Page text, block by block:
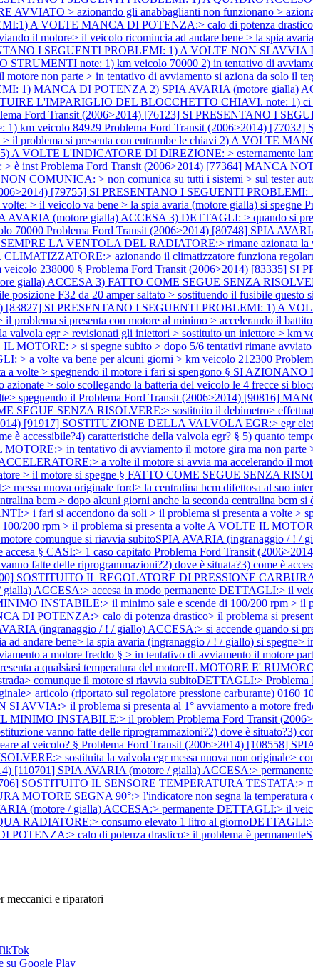
AVVIATO > azionando gli anabbaglianti non funzionano >
A VOLTE MANCA DI POTENZA:> calo di potenza
il motore> il veicolo ricomincia ad andare bene > la spia
I SEGUENTI PROBLEMI: 1) A VOLTE NON SI
note: 1) km veicolo 70000 2) in tentativo di
non parte > in tentativo di avviamento si aziona da solo il
1) MANCA DI POTENZA 2) SPIA AVARIA (motore gialla)
L'IMPARIGLIO DEL BLOCCHETTO CHIAVI. note: 1) ci si
Ford Transit (2006>2014) [76123] SI PRESENTANO I
1) km veicolo 84929 Problema Ford Transit (2006>2014)
il problema si presenta con entrambe le chiavi 2) A VOLTE
A VOLTE L'INDICATORE DI DIREZIONE: > esternamente
è inst Problema Ford Transit (2006>2014) [77364] MANCA
COMUNICA: > non comunica su tutti i sistemi > sul tester
[79755] SI PRESENTANO I SEGUENTI
> il veicolo va bene > la spia avaria (motore gialla) si spegne
(motore gialla) ACCESA 3) DETTAGLI: > quando si
70000 Problema Ford Transit (2006>2014) [80748] SPIA
LA VENTOLA DEL RADIATORE:> rimane azionata la
azionando il climatizzatore funziona
veicolo 238000 § Problema Ford Transit (2006>2014) [83335]
gialla) ACCESA 3) FATTO COME SEGUE SENZA
F32 da 20 amper saltato > sostituendo il fusibile
[83827] SI PRESENTANO I SEGUENTI PROBLEMI: 1) A
problema si presenta con motore al minimo > accelerando il
egr > revisionati gli iniettori > sostituito un iniettore > km
MOTORE: > si spegne subito > dopo 5/6 tentativi rimane
> a volte va bene per alcuni giorni > km veicolo 212300
a volte > spegnendo il motore i fari si spengono § SI
azionate > solo scollegando la batteria del veicolo le 4 frecce
spegnendo il Problema Ford Transit (2006>2014) [90816]
SEGUE SENZA RISOLVERE:> sostituito il debimetro>
[91917] SOSTITUZIONE DELLA VALVOLA EGR:> egr
è accessibile?4) caratteristiche della valvola egr? § 5) quanto
in tentativo di avviamento il motore gira ma non parte
a volte il motore si avvia ma accelerando il
> il motore si spegne § FATTO COME SEGUE SENZA
nuova originale ford> la centralina bcm difettosa al suo
bcm > dopo alcuni giorni anche la seconda centralina bcm
i fari si accendono da soli > il problema si presenta a volte >
200 rpm > il problema si presenta a volte A VOLTE IL
comunque si riavvia subitoSPIA AVARIA (ingranaggio / !
§ CASI:> 1 caso capitato Problema Ford Transit
fatte delle riprogrammazioni?2) dove è situata?3) come è
SOSTITUITO IL REGOLATORE DI PRESSIONE
ACCESA:> accesa in modo permanente DETTAGLI:> il
INSTABILE:> il minimo sale e scende di 100/200 rpm >
DI POTENZA:> calo di potenza drastico> il problema si
(ingranaggio / ! / giallo) ACCESA:> si accende quando si
andare bene> la spia avaria (ingranaggio / ! / giallo) si spegne>
a motore freddo § > in tentativo di avviamento il motore
a qualsiasi temperatura del motoreIL MOTORE E'
comunque il motore si riavvia subitoDETTAGLI:>
articolo (riportato sul regolatore pressione carburante) 0160
AVVIA:> il problema si presenta al 1° avviamento a motore
MINIMO INSTABILE:> il problem Problema Ford Transit
vanno fatte delle riprogrammazioni?2) dove è situato?3)
al veicolo? § Problema Ford Transit (2006>2014) [108558]
sostituita la valvola egr messa nuova non originale>
[110701] SPIA AVARIA (motore / gialla) ACCESA:>
SOSTITUITO IL SENSORE TEMPERATURA TESTATA:>
SEGNA 90°:> l'indicatore non segna la temperatura
(motore / gialla) ACCESA:> permanente DETTAGLI:> il
RADIATORE:> consumo elevato 1 litro al
POTENZA:> calo di potenza drastico> il problema è